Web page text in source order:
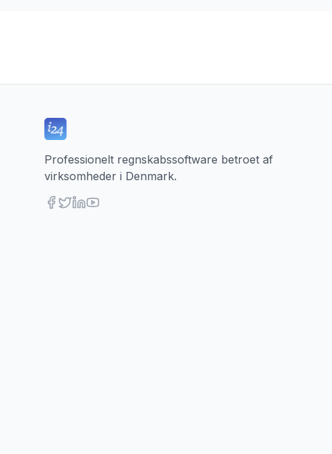
Professionelt regnskabssoftware betroet af
virksomheder i Denmark.